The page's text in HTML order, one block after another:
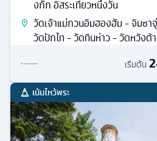
งก๊ก อิสระเที่ยวหนึ่งวัน
วัดเจ้าแม่กวนอิมฮองฮัม - จิมซา
วัดปักไท - วัดทินห่าว - วัดหวังต้า
เริ่มต้น
เน้นไหว้พระ